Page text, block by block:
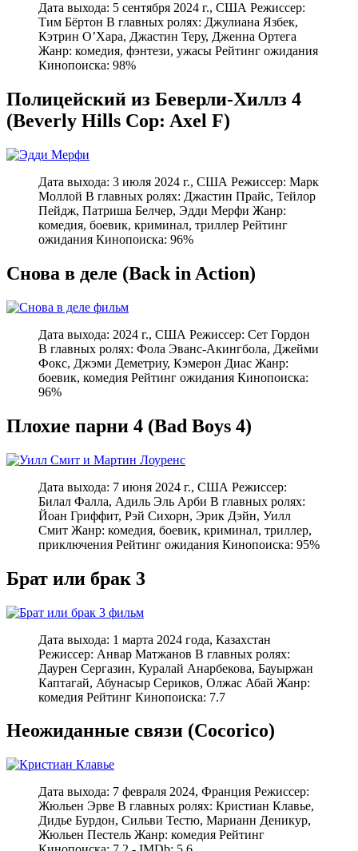
Дата выхода: 5 сентября 2024 г., США Режиссер:
Тим Бёртон В главных ролях: Джулиана Язбек,
Кэтрин О’Хара, Джастин Теру, Дженна Ортега
Жанр: комедия, фэнтези, ужасы Рейтинг ожидания
Кинопоиска: 98%
Полицейский из Беверли-Хиллз 4
(Beverly Hills Cop: Axel F)
Дата выхода: 3 июля 2024 г., США Режиссер: Марк
Моллой В главных ролях: Джастин Прайс, Тейлор
Пейдж, Патриша Белчер, Эдди Мерфи Жанр:
комедия, боевик, криминал, триллер Рейтинг
ожидания Кинопоиска: 96%
Снова в деле (Back in Action)
Дата выхода: 2024 г., США Режиссер: Сет Гордон
В главных ролях: Фола Эванс-Акингбола, Джейми
Фокс, Джэми Деметриу, Кэмерон Диас Жанр:
боевик, комедия Рейтинг ожидания Кинопоиска:
96%
Плохие парни 4 (Bad Boys 4)
Дата выхода: 7 июня 2024 г., США Режиссер:
Билал Фалла, Адиль Эль Арби В главных ролях:
Йоан Гриффит, Рэй Сихорн, Эрик Дэйн, Уилл
Смит Жанр: комедия, боевик, криминал, триллер,
приключения Рейтинг ожидания Кинопоиска: 95%
Брат или брак 3
Дата выхода: 1 марта 2024 года, Казахстан
Режиссер: Анвар Матжанов В главных ролях:
Даурен Сергазин, Куралай Анарбекова, Бауыржан
Каптагай, Абунасыр Сериков, Олжас Абай Жанр:
комедия Рейтинг Кинопоиска: 7.7
Неожиданные связи (Cocorico)
Дата выхода: 7 февраля 2024, Франция Режиссер:
Жюльен Эрве В главных ролях: Кристиан Клавье,
Дидье Бурдон, Сильви Тестю, Марианн Деникур,
Жюльен Пестель Жанр: комедия Рейтинг